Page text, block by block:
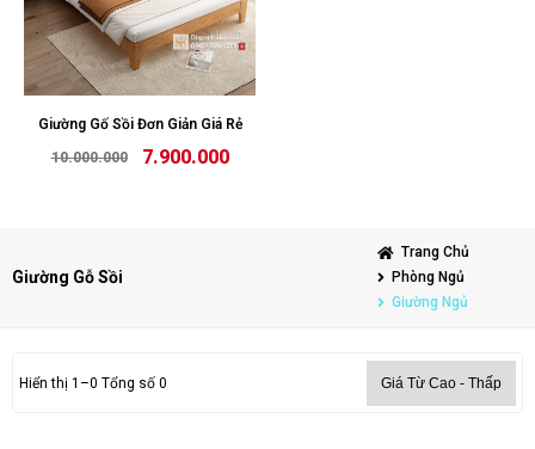
Giường Gố Sồi Đơn Giản Giá Rẻ
10.000.000
7.900.000
Giường Gỗ Sồi
Trang Chủ
Phòng Ngủ
Giường Ngủ
Hiển thị 1–0 Tổng số 0